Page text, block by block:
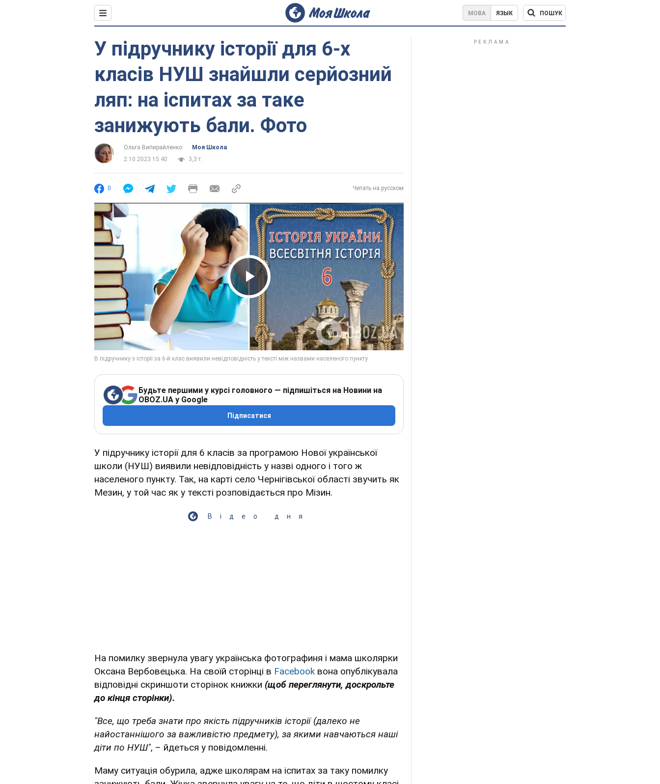
МОВА ЯЗЫК ПОШУК
У підручнику історії для 6-х
класів НУШ знайшли серйозний
ляп: на іспитах за таке
занижують бали. Фото
Ольга Випирайленко
Моя Школа
2.10.2023 15:40
3,3 т.
0 Читать на русском
Play Video
Будьте першими у курсі головного — підпишіться на Новини на
OBOZ.UA у Google
Підписатися
У підручнику історії для 6 класів за програмою Нової української
школи (НУШ) виявили невідповідність у назві одного і того ж
населеного пункту. Так, на карті село Чернігівської області звучить як
Мезин, у той час як у тексті розповідається про Мізин.
Відео дня
На помилку звернула увагу українська фотографиня і мама школярки
Оксана Вербовецька. На своїй сторінці в Facebook вона опублікувала
відповідні скриншоти сторінок книжки (щоб переглянути, доскрольте
до кінця сторінки).
"Все, що треба знати про якість підручників історії (далеко не
найостаннішого за важливістю предмету), за якими навчаються наші
діти по НУШ", – йдеться у повідомленні.
Маму ситуація обурила, адже школярам на іспитах за таку помилку